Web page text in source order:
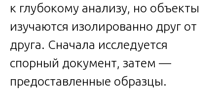
к глубокому анализу, но объекты
изучаются изолированно друг от
друга. Сначала исследуется
спорный документ, затем —
предоставленные образцы.